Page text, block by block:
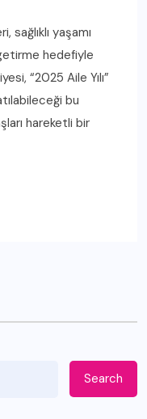
yaşamı
hedefiyle
“2025 Aile Yılı”
bu
hareketli bir
Search